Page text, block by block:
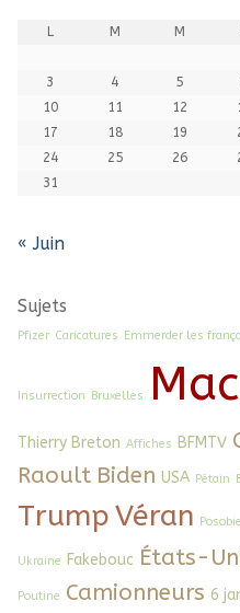
L M M
3
4 5
10
11 12
17
18 19
24
25 26
31
« Juin
Sujets
Pfizer Caricatures Emmerder les
Insurrection Bruxelles
Thierry Breton Affiches BFMTV
Raoult Biden USA Pétain
TrumpVéran
Ukraine Fakebouc États-
Poutine Camionneurs 6